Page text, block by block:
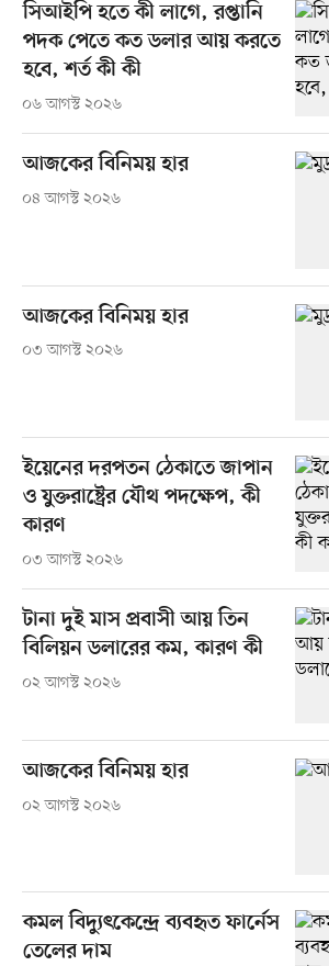
সিআইপি হতে কী লাগে, রপ্তানি
পদক পেতে কত ডলার আয় করতে
হবে, শর্ত কী কী
০৬ আগস্ট ২০২৬
আজকের বিনিময় হার
০৪ আগস্ট ২০২৬
আজকের বিনিময় হার
০৩ আগস্ট ২০২৬
ইয়েনের দরপতন ঠেকাতে জাপান
ও যুক্তরাষ্ট্রের যৌথ পদক্ষেপ, কী
কারণ
০৩ আগস্ট ২০২৬
টানা দুই মাস প্রবাসী আয় তিন
বিলিয়ন ডলারের কম, কারণ কী
০২ আগস্ট ২০২৬
আজকের বিনিময় হার
০২ আগস্ট ২০২৬
কমল বিদ্যুৎকেন্দ্রে ব্যবহৃত ফার্নেস
তেলের দাম